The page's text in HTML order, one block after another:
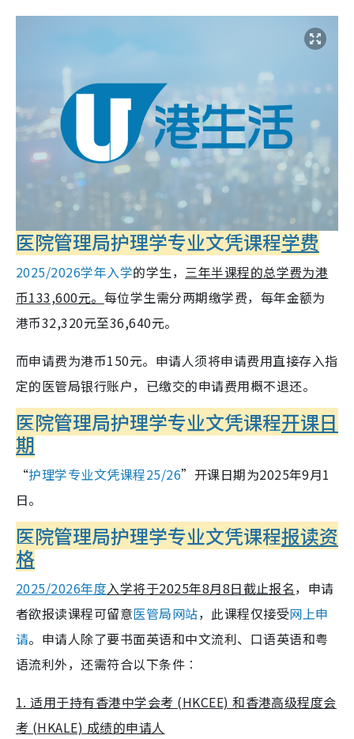
医院管理局护理学专业文凭课程学费
2025/2026学年入学的学生， 三年半课程的总学费为港
币133,600元。 每位学生需分两期缴学费，每年金额为
港币32,320元至36,640元。
而申请费为港币150元。申请人须将申请费用直接存入指
定的医管局银行账户，已缴交的申请费用概不退还。
医院管理局护理学专业文凭课程开课日
期
“护理学专业文凭课程25/26”开课日期为2025年9月1
日。
医院管理局护理学专业文凭课程报读资
格
2025/2026年度入学将于2025年8月8日截止报名，申请
者欲报读课程可留意医管局网站，此课程仅接受网上申
请。申请人除了要书面英语和中文流利、口语英语和粤
语流利外，还需符合以下条件︰
1. 适用于持有香港中学会考 (HKCEE) 和香港高级程度会
考 (HKALE) 成绩的申请人